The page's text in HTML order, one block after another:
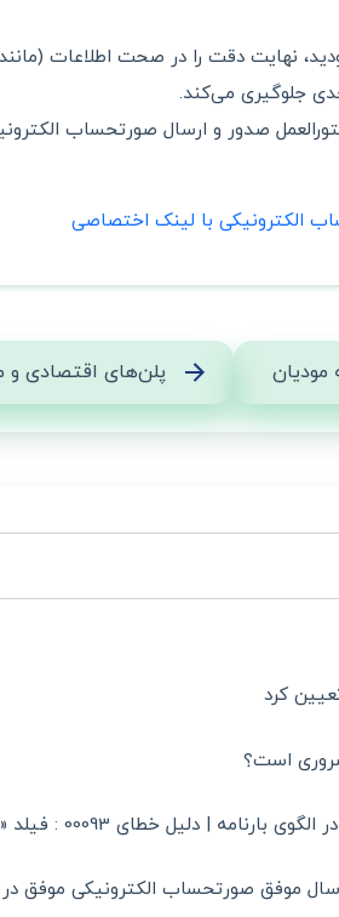
نهایت دقت را در صحت اطلاعات
جلوگیری می‌کند.
صدور و ارسال صورتحساب
الکترونیکی با لینک اختصاصی
مودیان پلن‌های اقتصادی و
کرد
است؟
موفق صورتحساب الکترونیکی موفق